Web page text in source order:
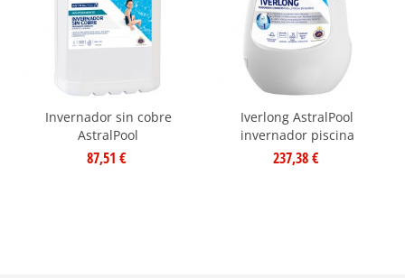
Invernador sin cobre
AstralPool
87,51 €
Iverlong AstralPool
invernador piscina
237,38 €